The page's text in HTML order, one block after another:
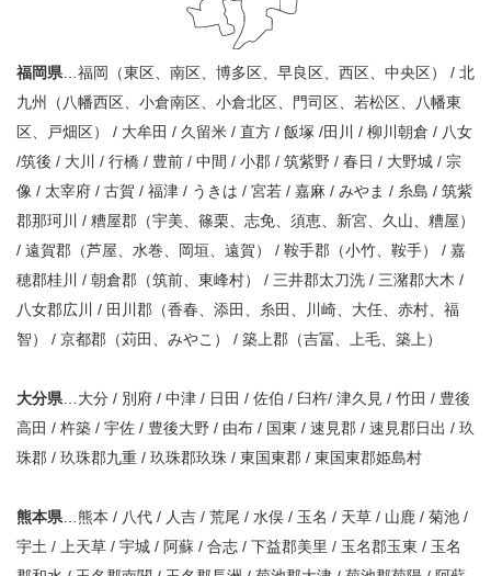
福岡県 …福岡（東区、南区、博多区、早良区、西区、中央区） / 北
九州（八幡西区、小倉南区、小倉北区、門司区、若松区、八幡東
区、戸畑区） / 大牟田 / 久留米 / 直方 / 飯塚 /田川 / 柳川朝倉 / 八女
/筑後 / 大川 / 行橋 / 豊前 / 中間 / 小郡 / 筑紫野 / 春日 / 大野城 / 宗
像 / 太宰府 / 古賀 / 福津 / うきは / 宮若 / 嘉麻 / みやま / 糸島 / 筑紫
郡那珂川 / 糟屋郡（宇美、篠栗、志免、須恵、新宮、久山、糟屋）
/ 遠賀郡（芦屋、水巻、岡垣、遠賀） / 鞍手郡（小竹、鞍手） / 嘉
穂郡桂川 / 朝倉郡（筑前、東峰村） / 三井郡太刀洗 / 三潴郡大木 /
八女郡広川 / 田川郡（香春、添田、糸田、川崎、大任、赤村、福
智） / 京都郡（苅田、みやこ） / 築上郡（吉冨、上毛、築上）
大分県 …大分 / 別府 / 中津 / 日田 / 佐伯 / 臼杵/ 津久見 / 竹田 / 豊後
高田 / 杵築 / 宇佐 / 豊後大野 / 由布 / 国東 / 速見郡 / 速見郡日出 / 玖
珠郡 / 玖珠郡九重 / 玖珠郡玖珠 / 東国東郡 / 東国東郡姫島村
熊本県 …熊本 / 八代 / 人吉 / 荒尾 / 水俣 / 玉名 / 天草 / 山鹿 / 菊池 /
宇土 / 上天草 / 宇城 / 阿蘇 / 合志 / 下益郡美里 / 玉名郡玉東 / 玉名